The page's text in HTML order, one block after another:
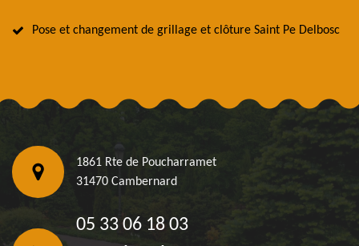
Pose et changement de grillage et clôture Saint Pe Delbosc
1861 Rte de Poucharramet
31470 Cambernard
05 33 06 18 03